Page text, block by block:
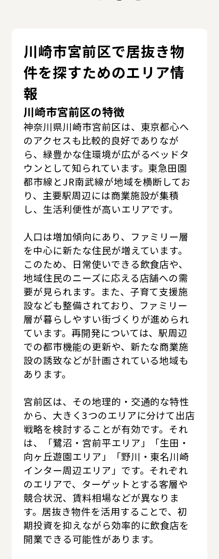
川崎市宮前区で居抜き物
件を探すためのエリア情
報
川崎市宮前区の特徴
神奈川県川崎市宮前区は、東京都心へ
のアクセスも比較的良好でありなが
ら、緑豊かな住環境が広がるベッドタ
ウンとして知られています。東急田園
都市線とJR南武線が地域を横断してお
り、主要駅周辺には商業施設が集積
し、生活利便性が高いエリアです。
人口は増加傾向にあり、ファミリー層
を中心に新たな住民が増えています。
このため、日常使いできる飲食店や、
地域住民のニーズに応える店舗への需
要が見られます。また、子育て支援施
設なども整備されており、ファミリー
層が暮らしやすい街づくりが進められ
ています。再開発については、駅周辺
での都市機能の更新や、新たな商業施
設の誘致などが計画されている地域も
あります。
宮前区は、その地理的・交通的な特性
から、大きく3つのエリアに分けて出店
戦略を検討することが有効です。それ
は、「鷺沼・宮前平エリア」「生田・
向ヶ丘遊園エリア」「野川・東名川崎
インター周辺エリア」です。それぞれ
のエリアで、ターゲットとする客層や
競合状況、賃料相場などが異なりま
す。居抜き物件を活用することで、初
期投資を抑えながら効率的に飲食店を
開業できる可能性があります。